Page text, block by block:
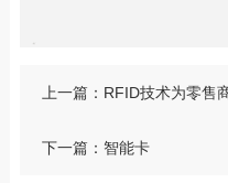
上一篇：RFID技术为零售
下一篇：智能卡